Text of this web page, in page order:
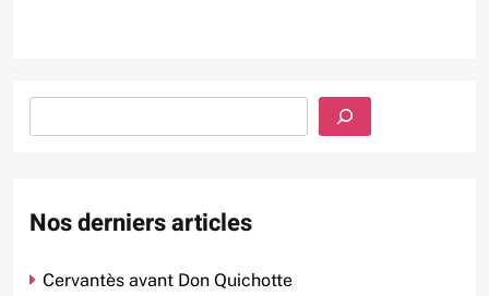
Nos derniers articles
Cervantès avant Don Quichotte